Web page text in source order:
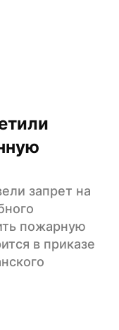
запрет на
пожарную
в приказе